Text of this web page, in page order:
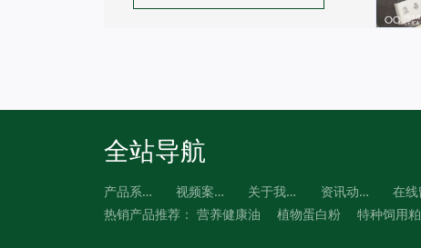
全站导航
产品系列 视频案例 关于我们 资讯动态
热销产品推荐： 营养健康油 植物蛋白粉 特种饲用粕